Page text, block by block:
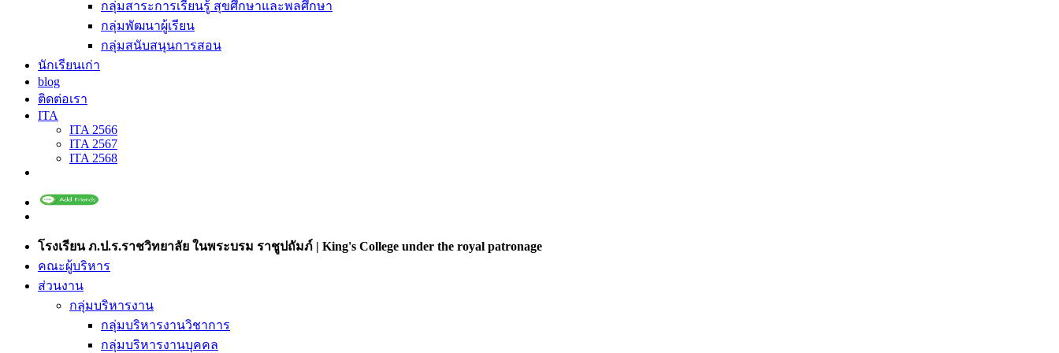
กลุ่มสาระการเรียนรู้ สุขศึกษาและพลศึกษา
กลุ่มพัฒนาผู้เรียน
กลุ่มสนับสนุนการสอน
นักเรียนเก่า
blog
ติดต่อเรา
ITA
ITA 2566
ITA 2567
ITA 2568
โรงเรียน ภ.ป.ร.ราชวิทยาลัย ในพระบรม ราชูปถัมภ์ | King's College under the royal patronage
คณะผู้บริหาร
ส่วนงาน
กลุ่มบริหารงาน
กลุ่มบริหารงานวิชาการ
กลุ่มบริหารงานบุคคล